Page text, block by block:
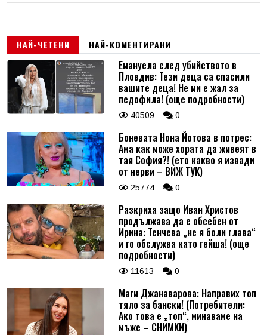
НАЙ-ЧЕТЕНИ НАЙ-КОМЕНТИРАНИ
Емануела след убийството в
Пловдив: Тези деца са спасили
вашите деца! Не ми е жал за
педофила! (още подробности)
40509 0
Боневата Нона Йотова в потрес:
Ама как може хората да живеят в
тая София?! (ето какво я извади
от нерви – ВИЖ ТУК)
25774 0
Разкриха защо Иван Христов
продължава да е обсебен от
Ирина: Тенчева „не я боли глава“
и го обслужва като гейша! (още
подробности)
11613 0
Маги Джанаварова: Направих топ
тяло за бански! (Потребители:
Ако това е „топ“, минаваме на
мъже – СНИМКИ)